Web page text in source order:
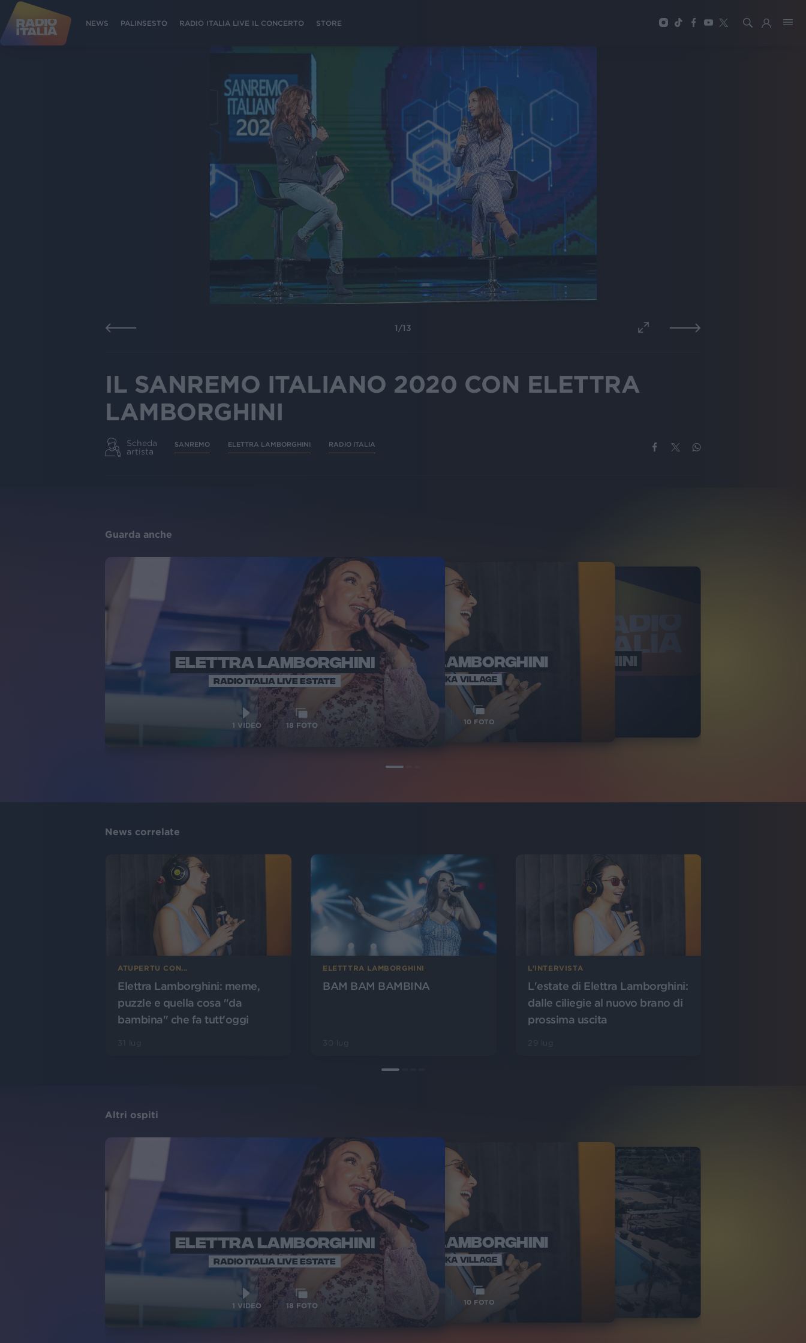
NEWS PALINSESTO RADIO ITALIA LIVE IL CONCERTO STORE
1/13
IL SANREMO ITALIANO 2020 CON ELETTRA
LAMBORGHINI
Scheda
artista
SANREMO ELETTRA LAMBORGHINI RADIO ITALIA
Guarda anche
ELETTRA LAMBORGHINI
RADIO ITALIA LIVE ESTATE
1 VIDEO 18 FOTO
ELETTRA LAMBORGHINI
VOI TANKA VILLAGE
10 FOTO
ELETTRA LAMBORGHINI
SANREMO ITALIANO 2026
News correlate
ATUPERTU CON...
Elettra Lamborghini: meme,
puzzle e quella cosa "da
bambina" che fa tutt'oggi
ELETTTRA LAMBORGHINI
BAM BAM BAMBINA
L'INTERVISTA
L'estate di Elettra Lamborghini:
dalle ciliegie al nuovo brano di
prossima uscita
Altri ospiti
ELETTRA LAMBORGHINI
RADIO ITALIA LIVE ESTATE
1 VIDEO 18 FOTO
ELETTRA LAMBORGHINI
VOI TANKA VILLAGE
10 FOTO
RADIO ITALIA
VOI TANKA VILLAGE